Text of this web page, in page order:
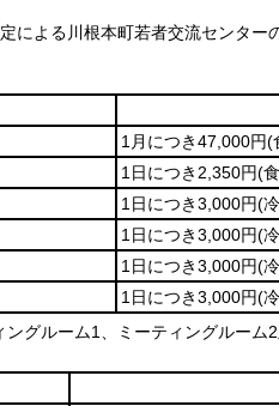
による川根本町若者交流センタ
1月につき47,000円(
1日につき2,350円(
1日につき3,000円(
1日につき3,000円(
1日につき3,000円(
1日につき3,000円(
グルーム1、ミーティングルーム2